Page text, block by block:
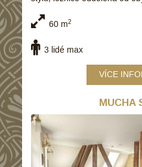
60 m2
3 lidé max
VÍCE
MUCHA